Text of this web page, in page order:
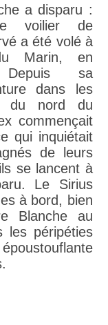
a disparu :
voilier de
a été volé à
Marin, en
Depuis sa
dans les
du nord du
commençait
qui inquiétait
de leurs
se lancent à
Le Sirius
à bord, bien
Blanche au
les péripéties